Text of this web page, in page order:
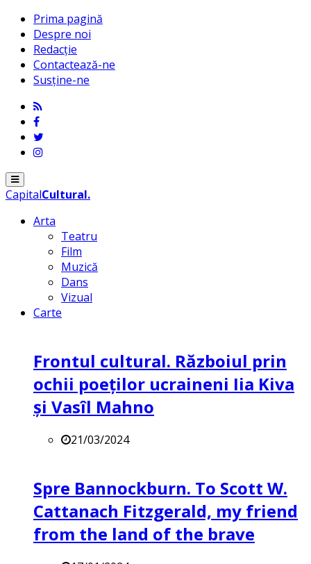
Prima pagină
Despre noi
Redacție
Contactează-ne
Susține-ne
Menu
CapitalCultural.
Arta
Teatru
Film
Muzică
Dans
Vizual
Carte
Frontul cultural. Războiul prin
ochii poeților ucraineni Iia Kiva
și Vasîl Mahno
21/03/2024
Spre Bannockburn. To Scott W.
Cattanach Fitzgerald, my friend
from the land of the brave